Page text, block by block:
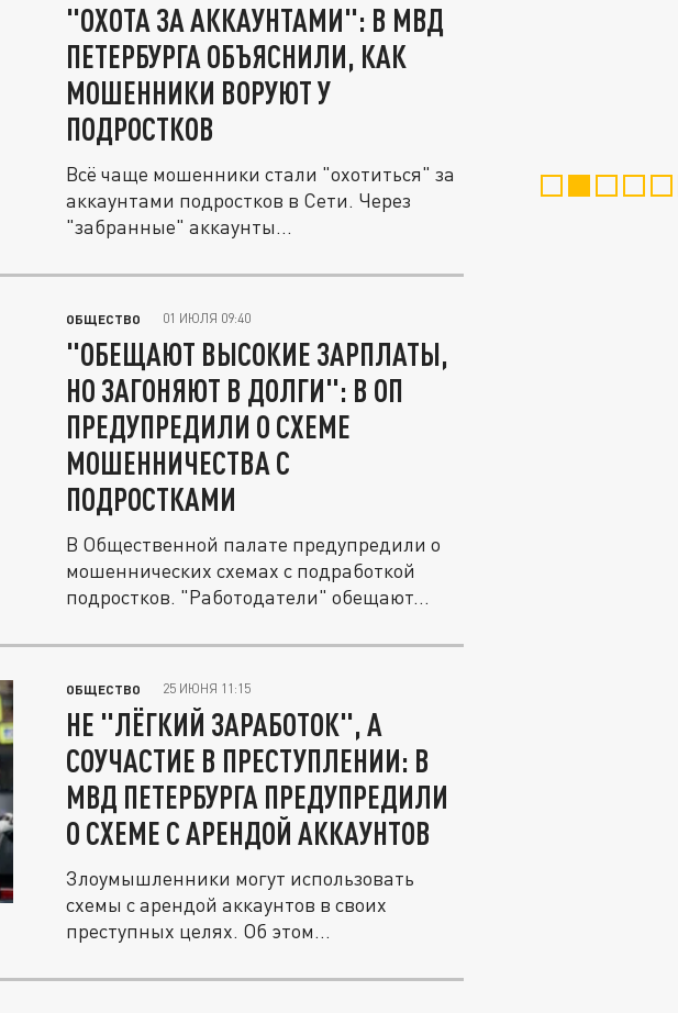
"ОХОТА ЗА АККАУНТАМИ": В МВД
ПЕТЕРБУРГА ОБЪЯСНИЛИ, КАК
МОШЕННИКИ ВОРУЮТ У
ПОДРОСТКОВ
Всё чаще мошенники стали "охотиться" за
аккаунтами подростков в Сети. Через
"забранные" аккаунты...
ОБЩЕСТВО 01 ИЮЛЯ 09:40
"ОБЕЩАЮТ ВЫСОКИЕ ЗАРПЛАТЫ,
НО ЗАГОНЯЮТ В ДОЛГИ": В ОП
ПРЕДУПРЕДИЛИ О СХЕМЕ
МОШЕННИЧЕСТВА С
ПОДРОСТКАМИ
В Общественной палате предупредили о
мошеннических схемах с подработкой
подростков. "Работодатели" обещают...
ОБЩЕСТВО 25 ИЮНЯ 11:15
НЕ "ЛЁГКИЙ ЗАРАБОТОК", А
СОУЧАСТИЕ В ПРЕСТУПЛЕНИИ: В
МВД ПЕТЕРБУРГА ПРЕДУПРЕДИЛИ
О СХЕМЕ С АРЕНДОЙ АККАУНТОВ
Злоумышленники могут использовать
схемы с арендой аккаунтов в своих
преступных целях. Об этом